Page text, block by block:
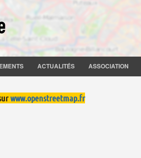
ACTUALITÉS ASSOCIATION
www.openstreetmap.fr